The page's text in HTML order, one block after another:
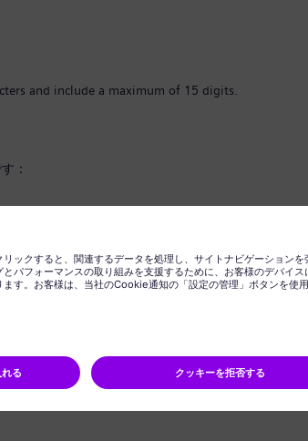
and include a maximum of 15 digits.
：
ないで下さい。